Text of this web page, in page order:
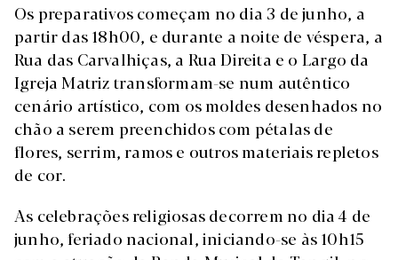
Os preparativos começam no dia 3 de junho, a
partir das 18h00, e durante a noite de véspera, a
Rua das Carvalhiças, a Rua Direita e o Largo da
Igreja Matriz transformam-se num autêntico
cenário artístico, com os moldes desenhados no
chão a serem preenchidos com pétalas de
flores, serrim, ramos e outros materiais repletos
de cor.
As celebrações religiosas decorrem no dia 4 de
junho, feriado nacional, iniciando-se às 10h15